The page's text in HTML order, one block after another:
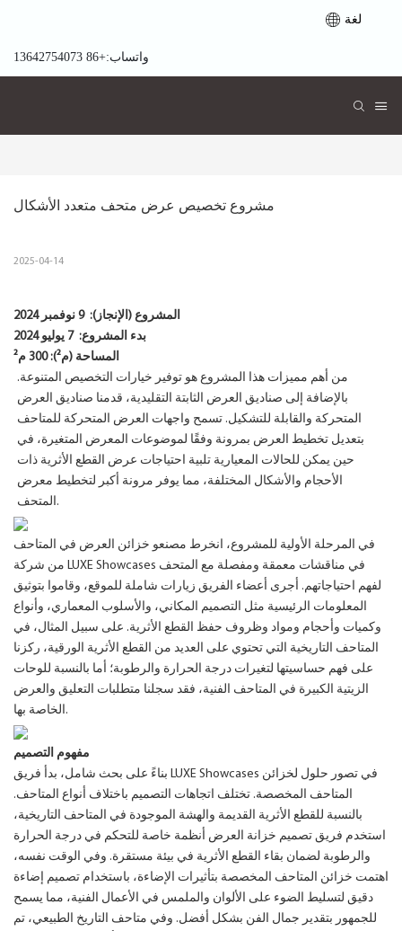
لغة
واتساب:+86 13642754073
مشروع تخصيص عرض متحف متعدد الأشكال
2025-04-14
المشروع (الإنجاز): 9 نوفمبر 2024
بدء المشروع: 7 يوليو 2024
المساحة (م²): 300 م²
من أهم مميزات هذا المشروع هو توفير خيارات التخصيص المتنوعة.
بالإضافة إلى صناديق العرض الثابتة التقليدية، قدمنا ​​صناديق العرض
المتحركة والقابلة للتشكيل. تسمح واجهات العرض المتحركة للمتاحف
بتعديل تخطيط العرض بمرونة وفقًا لموضوعات المعرض المتغيرة، في
حين يمكن للحالات المعيارية تلبية احتياجات عرض القطع الأثرية ذات
الأحجام والأشكال المختلفة، مما يوفر مرونة أكبر لتخطيط معرض
المتحف.
في المرحلة الأولية للمشروع، انخرط مصنعو خزائن العرض في المتاحف
من شركة LUXE Showcases في مناقشات معمقة ومفصلة مع المتحف
لفهم احتياجاتهم. أجرى أعضاء الفريق زيارات شاملة للموقع، وقاموا بتوثيق
المعلومات الرئيسية مثل التصميم المكاني، والأسلوب المعماري، وأنواع
وكميات وأحجام ومواد وظروف حفظ القطع الأثرية. على سبيل المثال، في
المتاحف التاريخية التي تحتوي على العديد من القطع الأثرية الورقية، ركزنا
على فهم حساسيتها لتغيرات درجة الحرارة والرطوبة؛ أما بالنسبة للوحات
الزيتية الكبيرة في المتاحف الفنية، فقد سجلنا متطلبات التعليق والعرض
الخاصة بها.
مفهوم التصميم
بناءً على بحث شامل، بدأ فريق LUXE Showcases في تصور حلول لخزائن
المتاحف المخصصة. تختلف اتجاهات التصميم باختلاف أنواع المتاحف.
بالنسبة للقطع الأثرية القديمة والهشة الموجودة في المتاحف التاريخية،
استخدم فريق تصميم خزانة العرض أنظمة خاصة للتحكم في درجة الحرارة
والرطوبة لضمان بقاء القطع الأثرية في بيئة مستقرة. وفي الوقت نفسه،
اهتمت خزائن المتاحف المخصصة بتأثيرات الإضاءة، باستخدام تصميم إضاءة
دقيق لتسليط الضوء على الألوان والملمس في الأعمال الفنية، مما يسمح
للجمهور بتقدير جمال الفن بشكل أفضل. وفي متاحف التاريخ الطبيعي، تم